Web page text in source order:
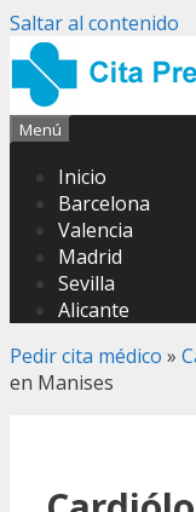
Saltar al contenido
Menú
Inicio
Barcelona
Valencia
Madrid
Sevilla
Alicante
Pedir cita médico »
en Manises